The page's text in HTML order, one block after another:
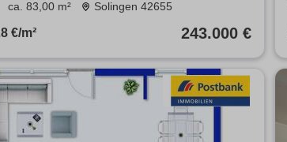
ca. 83,00 m² Solingen 42655
€/m² 243.000 €